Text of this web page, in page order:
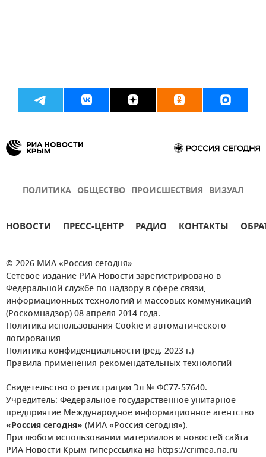
ПОЛИТИКА ОБЩЕСТВО ПРОИСШЕСТВИЯ ВИЗУАЛ
НОВОСТИ ПРЕСС-ЦЕНТР РАДИО КОНТАКТЫ
© 2026 МИА «Россия сегодня»
Сетевое издание РИА Новости зарегистрировано в
Федеральной службе по надзору в сфере связи,
информационных технологий и массовых коммуникаций
(Роскомнадзор) 08 апреля 2014 года.
Политика использования Cookie и автоматического
логирования
Политика конфиденциальности (ред. 2023 г.)
Правила применения рекомендательных технологий
Свидетельство о регистрации Эл № ФС77-57640.
Учредитель: Федеральное государственное унитарное
предприятие Международное информационное агентство
«Россия сегодня» (МИА «Россия сегодня»).
При любом использовании материалов и новостей сайта
РИА Новости Крым гиперссылка на https://crimea.ria.ru